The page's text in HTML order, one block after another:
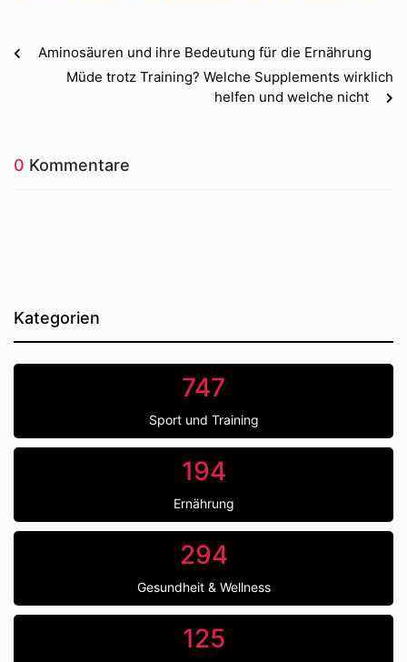
Aminosäuren und ihre Bedeutung für die Ernährung
Müde trotz Training? Welche Supplements wirklich
helfen und welche nicht
0 Kommentare
Kategorien
747
Sport und Training
194
Ernährung
294
Gesundheit & Wellness
125